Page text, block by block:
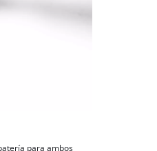
para ambos